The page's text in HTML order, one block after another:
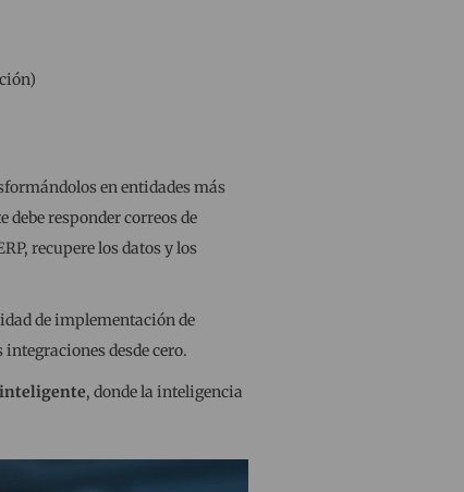
en entidades más
debe responder correos de
recupere los datos y los
de implementación de
desde cero.
inteligente, donde la inteligencia